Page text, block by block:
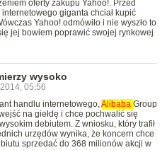
oferty zakupu Yahoo!. Przed
giganta chciał kupić
Yahoo! odmówiło i nie wyszło to
jej bowiem poprawić swojej rynkowej
wysoko
05:56
handlu internetowego,Alibaba Group
na giełdę i chce pochwalić się
debiutem. Z wniosku, który trafił
urzędów wynika, że koncern chce
sprzedać do 368 milionów akcji w